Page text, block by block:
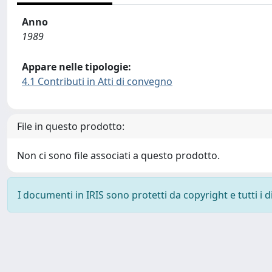
Anno
1989
Appare nelle tipologie:
4.1 Contributi in Atti di convegno
File in questo prodotto:
Non ci sono file associati a questo prodotto.
I documenti in IRIS sono protetti da copyright e tutti i